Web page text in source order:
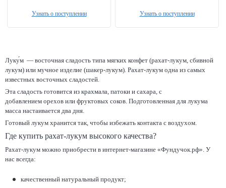
Узнать о поступлении Узнать о поступлении
Луку́м — восточная сладость типа мягких конфет (рахат-лукум, сбивной
лукум) или мучное изделие (шакер-лукум). Рахат-лукум одна из самых
известных восточных сладостей.
Эта сладость готовится из крахмала, патоки и сахара, с
добавлением орехов или фруктовых соков. Подготовленная для лукума
масса настаивается два дня.
Готовый лукум хранится так, чтобы избежать контакта с воздухом.
Где купить рахат-лукум высокого качества?
Рахат-лукум можно приобрести в интернет-магазине «Фундучок.рф». У
нас всегда:
качественный натуральный продукт;